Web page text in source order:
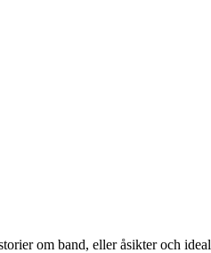
om band, eller åsikter och